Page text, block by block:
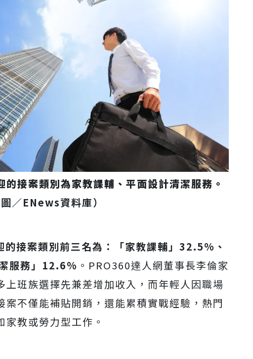
的接案類別為家教課輔、平面設計清潔服務。
圖／ENews資料庫）
的接案類別前三名為：「家教課輔」32.5%、
服務」12.6% 。PRO360達人網董事長李倫家
上班族選擇先兼差增加收入，而年輕人因職場
案不僅能補貼開銷，還能累積實戰經驗，熱門
教或勞力型工作。